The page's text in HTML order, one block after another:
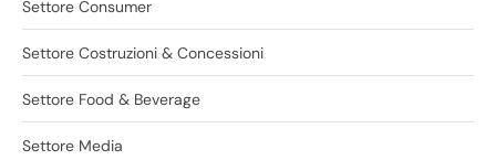
Settore Consumer
Settore Costruzioni & Concessioni
Settore Food & Beverage
Settore Media